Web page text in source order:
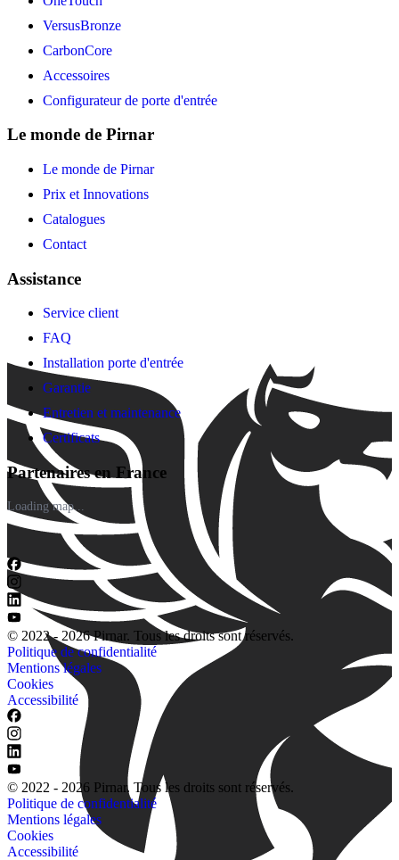
VersusBronze
CarbonCore
Accessoires
Configurateur de porte d'entrée
Le monde de Pirnar
Le monde de Pirnar
Prix et Innovations
Catalogues
Contact
Assistance
Service client
FAQ
Installation porte d'entrée
Garantie
Entretien et maintenance
Certificats
Partenaires en France
Loading map...
© 2022 - 2026 Pirnar. Tous les droits sont réservés.
Politique de confidentialité
Mentions légales
Cookies
Accessibilité
© 2022 - 2026 Pirnar. Tous les droits sont réservés.
Politique de confidentialité
Mentions légales
Cookies
Accessibilité